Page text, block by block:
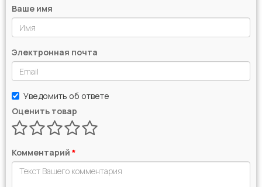
Ваше имя
Электронная почта
Уведомить об ответе
Оценить товар
Комментарий *